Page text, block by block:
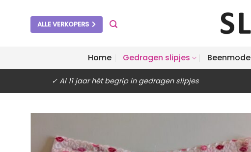
ALLE VERKOPERS
Home Gedragen slipjes Beenmode
✓ Al 11 jaar hét begrip in gedragen slipjes